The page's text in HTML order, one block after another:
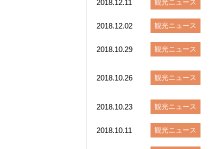
2018.12.11 観光ニュース
2018.12.02 観光ニュース
2018.10.29 観光ニュース
2018.10.26 観光ニュース
2018.10.23 観光ニュース
2018.10.11 観光ニュース